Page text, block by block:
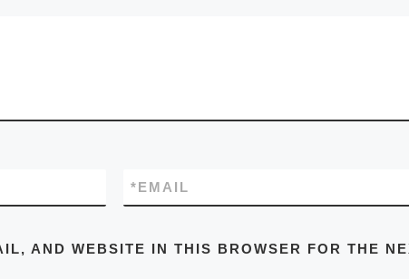
EMAIL
*
AND WEBSITE IN THIS BROWSER FOR THE